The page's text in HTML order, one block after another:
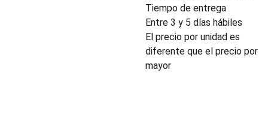
Tiempo de entrega
Entre 3 y 5 días hábiles
El precio por unidad es
diferente que el precio por
mayor